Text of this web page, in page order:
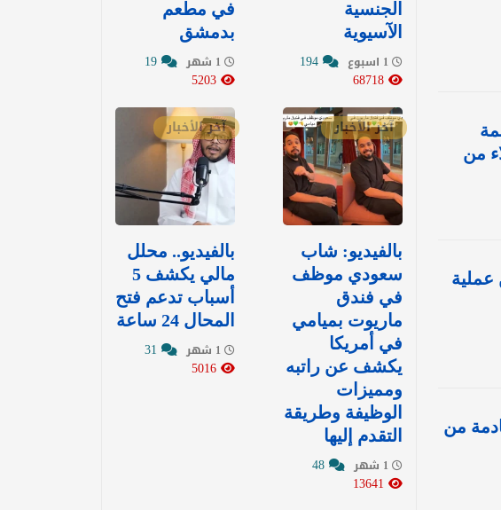
من
من
الجنسية
الآسيوية
في مطعم
بدمشق
آخر الأخبار
بالفيديو: شاب
سعودي موظف
في فندق
ماريوت بميامي
في أمريكا
يكشف عن راتبه
ومميزات
الوظيفة وطريقة
التقدم إليها
آخر الأخبار
بالفيديو.. محلل
مالي يكشف 5
أسباب تدعم فتح
المحال 24 ساعة